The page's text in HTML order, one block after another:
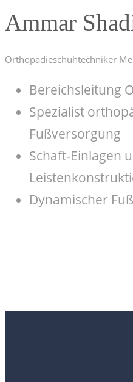
Ammar
Orthopädieschuhtechniker
Bereichsleitung
Spezialist
Fußversorgung
Schaft-Einlagen
Dynamischer